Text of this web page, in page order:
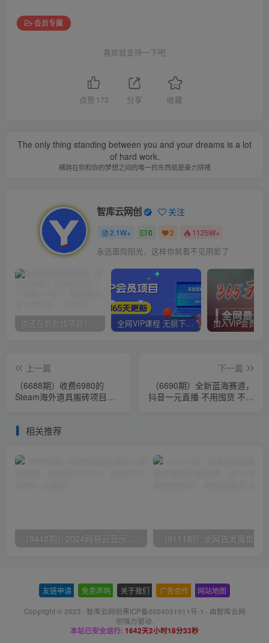
会员专属
喜欢就支持一下吧
点赞 172 分享 收藏
The only thing standing between you and your dreams is a lot
of hard work.
横跨在你和你的梦想之间的唯一的东西就是奋力拼搏
智库云网创 关注
2.1W+ 0 2 1125W+
永远面向阳光，这样你就看不见阴影了
你还在到处找项目？还在当韭菜？我靠卖项目一个月收入5万+，曾经我也是个失败者。 全网VIP课程 无损下载~
上一篇
（6688期）收费6980的
Steam海外道具搬砖项目，
下一篇
（6690期）全新蓝海赛道，
抖音一元直播 不用囤货 不用
相关推荐
友链申请 免责声明 关于我们 广告合作 网站地图
Copyright © 2023 · 智库云网创黑ICP备2024031011号-1 · 由智库云网
创强力驱动.
本站已安全运行: 1642天2小时18分34秒